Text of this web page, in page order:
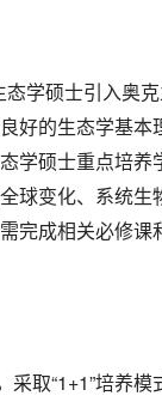
态学硕士引入奥
好的生态学基
学硕士重点培
球变化、系统
完成相关必修
采取“1+1”培养